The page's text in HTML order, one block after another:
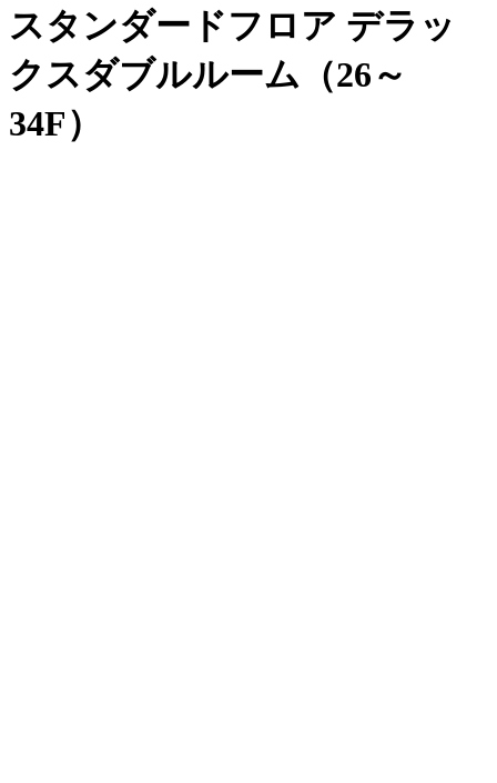
スタンダードフロア デラッ
クスダブルルーム（26～
34F）